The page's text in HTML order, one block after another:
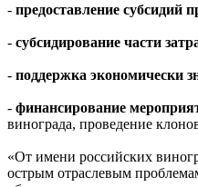
- предоставление субсидий
- субсидирование части
- поддержка экономически
- финансирование
винограда, проведение
«От имени российских
острым отраслевым